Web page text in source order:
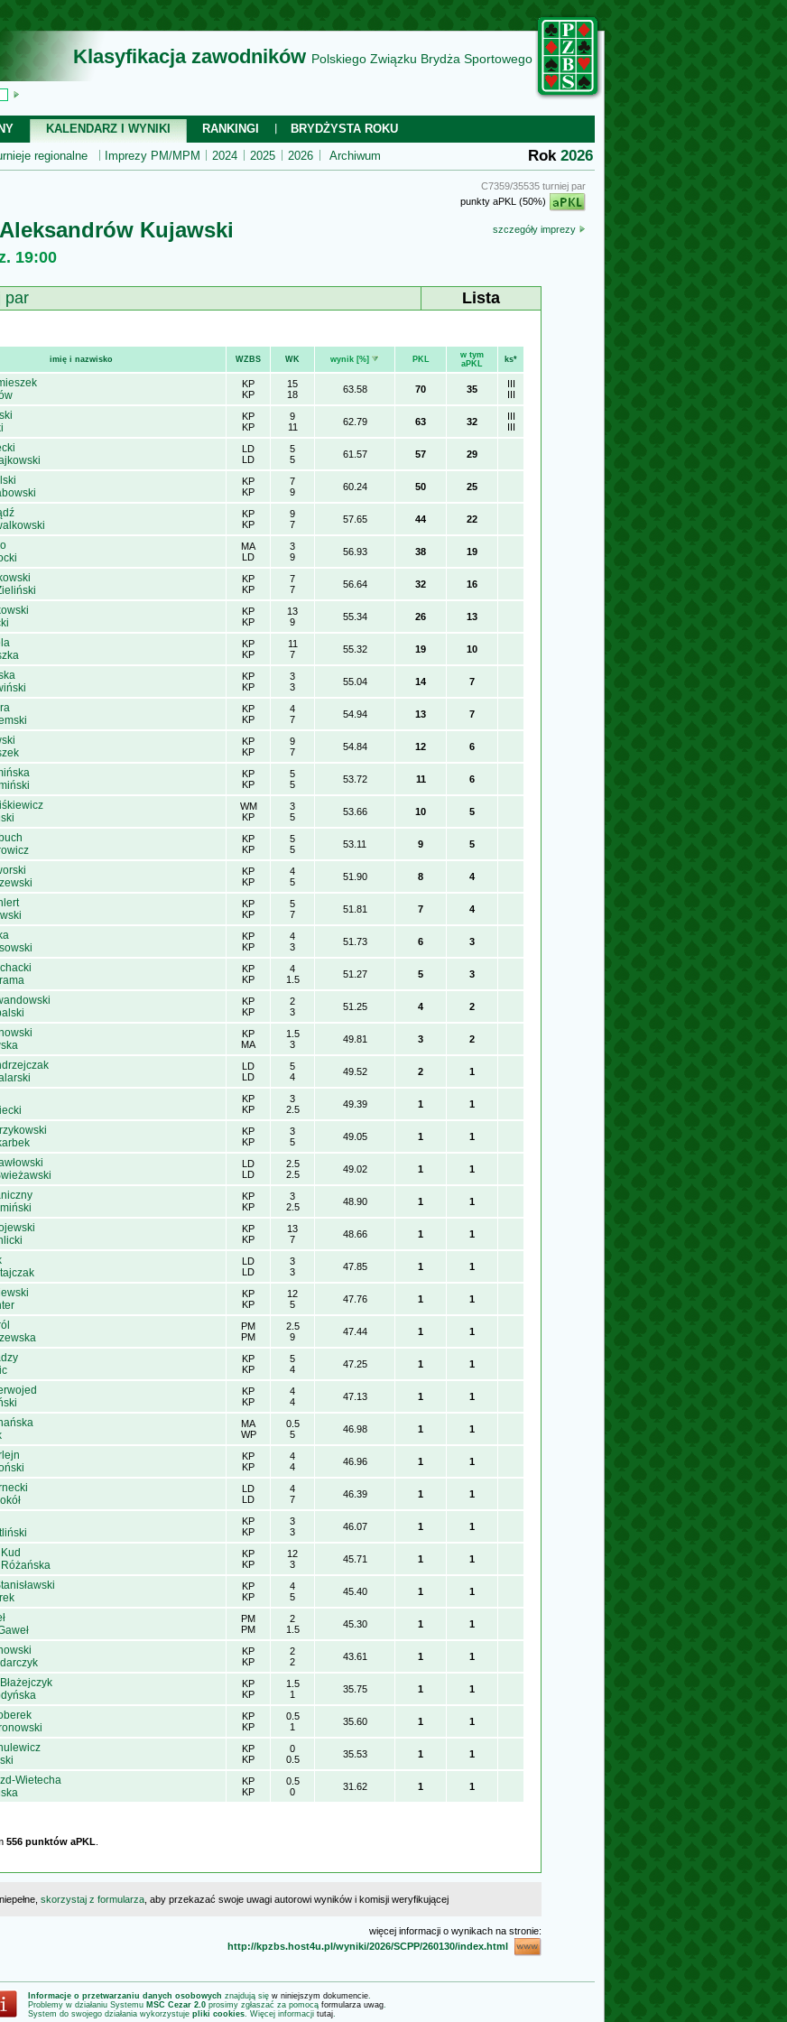
Klasyfikacja zawodników Polskiego Związku Brydża Sportowego
KALENDARZ I WYNIKI RANKINGI
BRYDŻYSTA ROKU
regionalne Imprezy PM/MPM 2024 2025 2026 Archiwum Rok 2026
C7359/35535 turniej par
punkty aPKL (50%)
szczegóły imprezy
Kujawski
19:00
par Lista
imię i nazwisko WZBS WK wynik [%] PKL
w tym
aPKL
ks*
KP
KP
15
18
63.58 70 35
III
III
KP
KP
9
11
62.79 63 32
III
III
LD
LD
5
5
61.57 57 29
KP
KP
7
9
60.24 50 25
KP
KP
9
7
57.65 44 22
MA
LD
3
9
56.93 38 19
KP
KP
7
7
56.64 32 16
KP
KP
13
9
55.34 26 13
KP
KP
11
7
55.32 19 10
KP
KP
3
3
55.04 14 7
KP
KP
4
7
54.94 13 7
KP
KP
9
7
54.84 12 6
KP
KP
5
5
53.72 11 6
WM
KP
3
5
53.66 10 5
KP
KP
5
5
53.11 9 5
KP
KP
4
5
51.90 8 4
KP
KP
5
7
51.81 7 4
KP
KP
4
3
51.73 6 3
KP
KP
4
1.5
51.27 5 3
KP
KP
2
3
51.25 4 2
KP
MA
1.5
3
49.81 3 2
LD
LD
5
4
49.52 2 1
KP
KP
3
2.5
49.39 1 1
KP
KP
3
5
49.05 1 1
LD
LD
2.5
2.5
49.02 1 1
KP
KP
3
2.5
48.90 1 1
KP
KP
13
7
48.66 1 1
LD
LD
3
3
47.85 1 1
KP
KP
12
5
47.76 1 1
PM
PM
2.5
9
47.44 1 1
KP
KP
5
4
47.25 1 1
KP
KP
4
4
47.13 1 1
MA
WP
0.5
5
46.98 1 1
KP
KP
4
4
46.96 1 1
LD
LD
4
7
46.39 1 1
KP
KP
3
3
46.07 1 1
KP
KP
12
3
45.71 1 1
KP
KP
4
5
45.40 1 1
PM
PM
2
1.5
45.30 1 1
KP
KP
2
2
43.61 1 1
KP
KP
1.5
1
35.75 1 1
KP
KP
0.5
1
35.60 1 1
KP
KP
0
0.5
35.53 1 1
Wietecha
KP
KP
0.5
0
31.62 1 1
556 punktów aPKL
skorzystaj z formularza , aby przekazać swoje uwagi autorowi wyników i komisji weryfikującej
więcej informacji o wynikach na stronie:
http://kpzbs.host4u.pl/wyniki/2026/SCPP/260130/index.html
Informacje o przetwarzaniu danych osobowych znajdują się w niniejszym dokumencie.
Problemy w działaniu Systemu MSC Cezar 2.0 prosimy zgłaszać za pomocą formularza uwag.
System do swojego działania wykorzystuje pliki cookies. Więcej informacji tutaj.